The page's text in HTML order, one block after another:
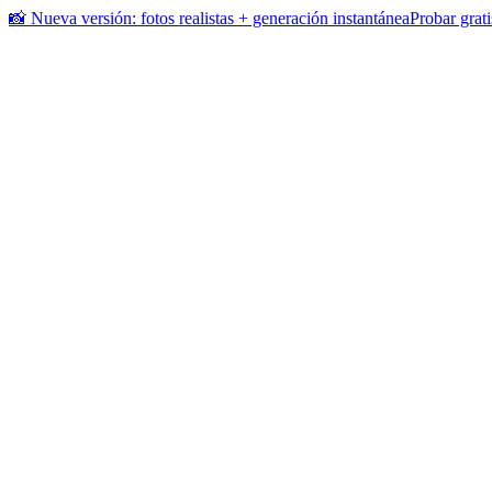
📸 Nueva versión: fotos realistas + generación instantáneaProbar